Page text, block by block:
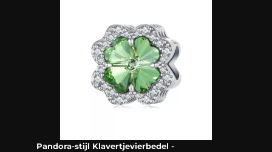
Pandora-stijl Klavertjevierbedel -